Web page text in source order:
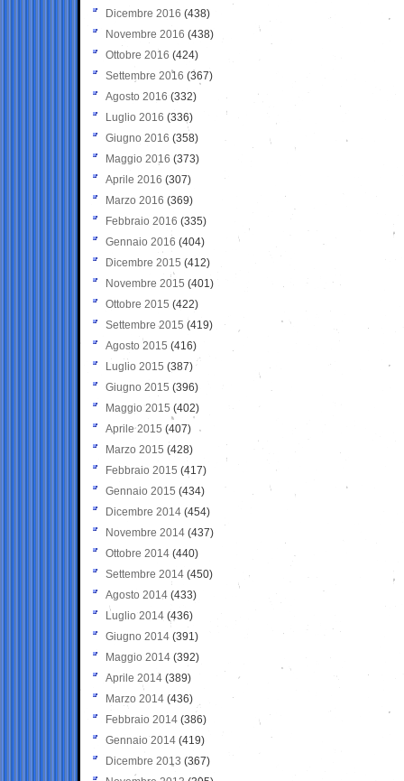
Dicembre 2016 (438)
Novembre 2016 (438)
Ottobre 2016 (424)
Settembre 2016 (367)
Agosto 2016 (332)
Luglio 2016 (336)
Giugno 2016 (358)
Maggio 2016 (373)
Aprile 2016 (307)
Marzo 2016 (369)
Febbraio 2016 (335)
Gennaio 2016 (404)
Dicembre 2015 (412)
Novembre 2015 (401)
Ottobre 2015 (422)
Settembre 2015 (419)
Agosto 2015 (416)
Luglio 2015 (387)
Giugno 2015 (396)
Maggio 2015 (402)
Aprile 2015 (407)
Marzo 2015 (428)
Febbraio 2015 (417)
Gennaio 2015 (434)
Dicembre 2014 (454)
Novembre 2014 (437)
Ottobre 2014 (440)
Settembre 2014 (450)
Agosto 2014 (433)
Luglio 2014 (436)
Giugno 2014 (391)
Maggio 2014 (392)
Aprile 2014 (389)
Marzo 2014 (436)
Febbraio 2014 (386)
Gennaio 2014 (419)
Dicembre 2013 (367)